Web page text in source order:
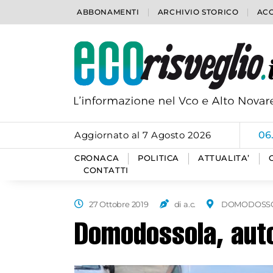
ABBONAMENTI ARCHIVIO STORICO
Aggiornato al 7 Agosto 2026
CRONACA POLITICA ATTUALITA’
CONTATTI
27 Ottobre 2019 di a.c.
Domodossola,